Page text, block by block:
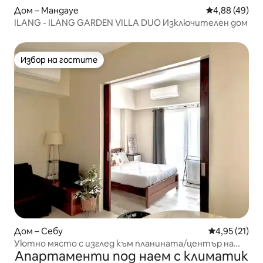
Дом – Мандауе Средна
4,88 (49)
ILANG - ILANG GARDEN VILLA DUO Изключителен дом
Избор на гостите
Избор на гостите
Дом – Себу Средна
4,95 (21)
Уютно място с изглед към планината/център на
Себу близо до Фуенте
Апартаменти под наем с климатик